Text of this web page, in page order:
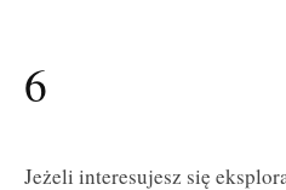
6
Jeżeli interesujesz się